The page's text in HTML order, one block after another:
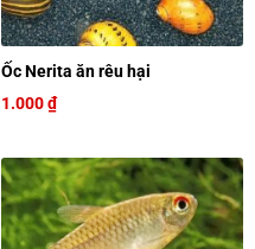
Ốc Nerita ăn rêu hại
1.000₫